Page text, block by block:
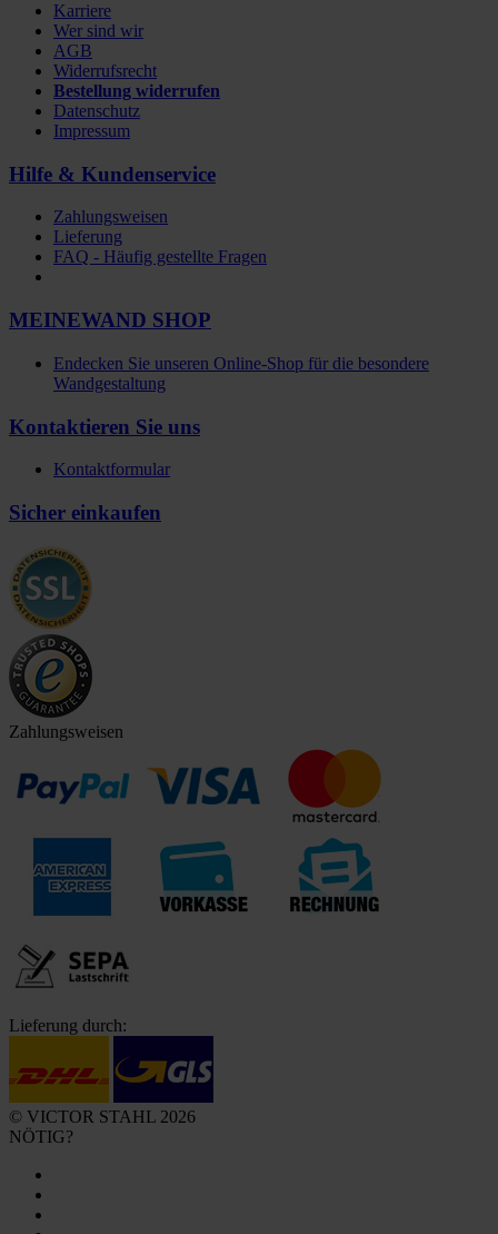
Karriere
Wer sind wir
AGB
Widerrufsrecht
Bestellung widerrufen
Datenschutz
Impressum
Hilfe & Kundenservice
Zahlungsweisen
Lieferung
FAQ - Häufig gestellte Fragen
MEINEWAND SHOP
Endecken Sie unseren Online-Shop für die besondere
Wandgestaltung
Kontaktieren Sie uns
Kontaktformular
Sicher einkaufen
Zahlungsweisen
Lieferung durch:
© VICTOR STAHL 2026
NÖTIG?